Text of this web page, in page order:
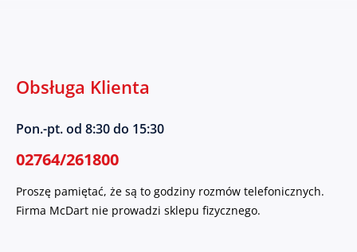
Obsługa Klienta
Pon.-pt. od 8:30 do 15:30
02764/261800
Proszę pamiętać, że są to godziny rozmów telefonicznych.
Firma McDart nie prowadzi sklepu fizycznego.